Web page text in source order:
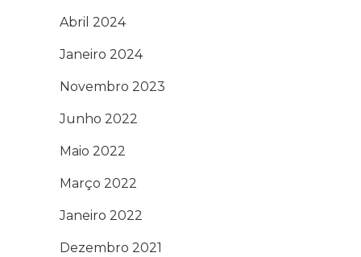
Abril 2024
Janeiro 2024
Novembro 2023
Junho 2022
Maio 2022
Março 2022
Janeiro 2022
Dezembro 2021